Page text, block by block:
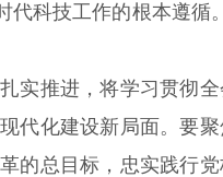
科技工作的根本遵循
推进，将学习贯彻
代化建设新局面。要
的总目标，忠实践行